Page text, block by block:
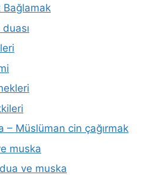
Bağlamak
– Müslüman cin çağırmak
muska
ve muska